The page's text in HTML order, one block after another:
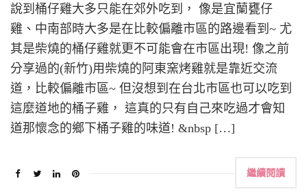
說到桶仔雞大多只能在郊外吃到， 像是宜蘭甕仔
雞、中南部時大多是在比較偏離市區的路邊看到~ 尤
其是柴燒的桶仔雞就更不可能會在市區出現! 像之前
分享過的(新竹)用柴燒的阿東窯烤雞就是靠近交流
道，比較偏離市區~ 但沒想到在台北市區也可以吃到
這麼道地的桶子雞， 這真的只有自己來吃過才會知
道那懷念的鄉下桶子雞的味道! &nbsp […]
繼續閱讀